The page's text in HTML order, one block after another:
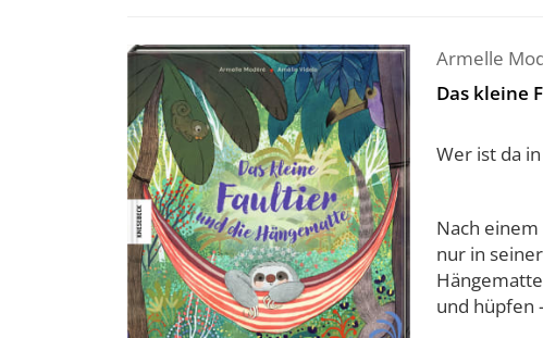
Armelle
Das kleine
Wer ist da
Nach
nur in
und hüpfen